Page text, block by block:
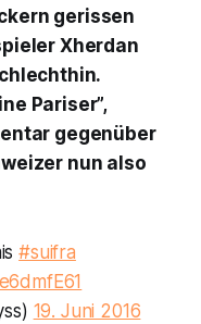
gerissen
Xherdan
Pariser”,
gegenüber
nun also
#suifra
19. Juni 2016